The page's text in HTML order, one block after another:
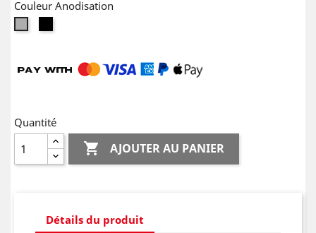
Couleur Anodisation
Quantité
 AJOUTER AU PANIER
Détails du produit